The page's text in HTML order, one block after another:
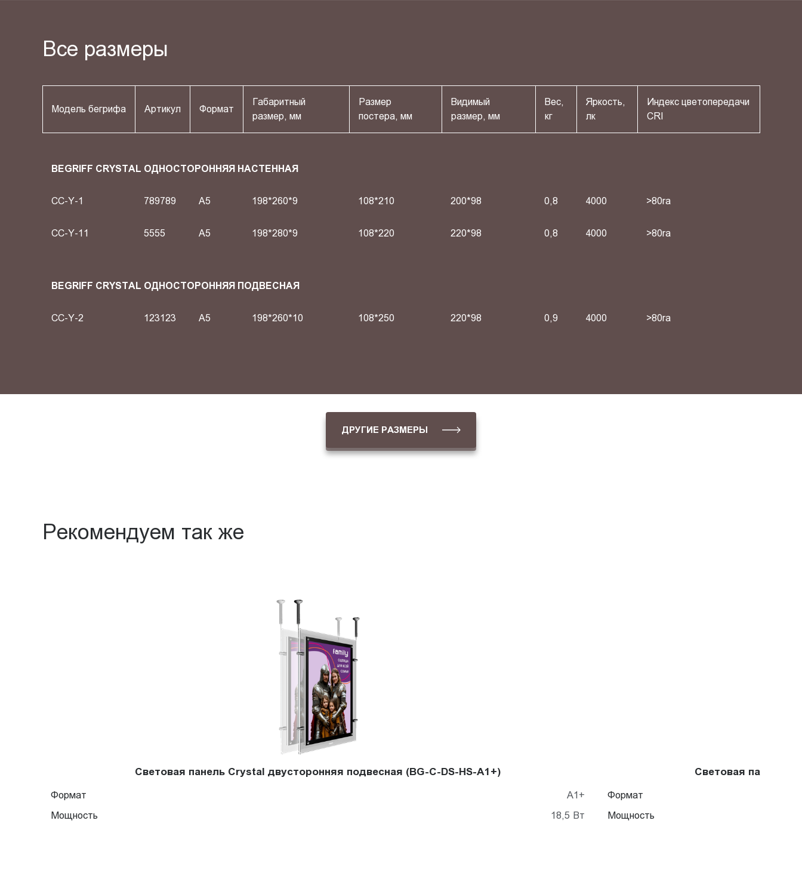
Все размеры
Модель бегрифа Артикул Формат
Габаритный
размер, мм
Размер
постера, мм
Видимый
размер, мм
Вес,
кг
Яркость,
лк
Индекс цветопередачи
СRI
BEGRIFF CRYSTAL ОДНОСТОРОННЯЯ НАСТЕННАЯ
CC-Y-1 789789 A5 198*260*9 108*210 200*98 0,8 4000 >80ra
CC-Y-11 5555 A5 198*280*9 108*220 220*98 0,8 4000 >80ra
BEGRIFF CRYSTAL ОДНОСТОРОННЯЯ ПОДВЕСНАЯ
CC-Y-2 123123 A5 198*260*10 108*250 220*98 0,9 4000 >80ra
ДРУГИЕ РАЗМЕРЫ
Рекомендуем так же
Световая панель Crystal двусторонняя подвесная (BG-C-DS-HS-A1+)
Формат
A1+
Мощность
18,5 Вт
Световая панель
Формат
Мощность